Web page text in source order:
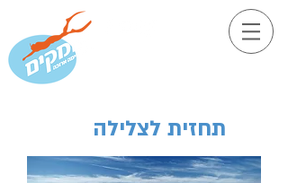
תחזית לצלילה